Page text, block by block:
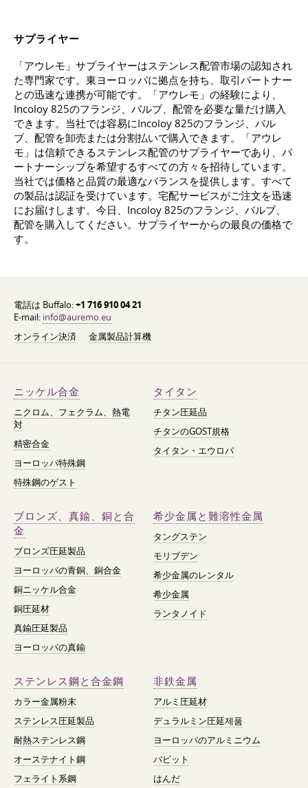
サプライヤー
「アウレモ」サプライヤーはステンレス配管市場の認知され
た専門家です。東ヨーロッパに拠点を持ち、取引パートナー
との迅速な連携が可能です。「アウレモ」の経験により、
Incoloy 825のフランジ、バルブ、配管を必要な量だけ購入
できます。当社では容易にIncoloy 825のフランジ、バル
ブ、配管を卸売または分割払いで購入できます。「アウレ
モ」は信頼できるステンレス配管のサプライヤーであり、パ
ートナーシップを希望するすべての方々を招待しています。
当社では価格と品質の最適なバランスを提供します。すべて
の製品は認証を受けています。宅配サービスがご注文を迅速
にお届けします。今日、Incoloy 825のフランジ、バルブ、
配管を購入してください。サプライヤーからの最良の価格で
す。
電話は Buffalo:+1 716 910 04 21
E-mail: info@auremo.eu
オンライン決済
金属製品計算機
ニッケル合金
ニクロム、フェクラム、熱電
対
精密合金
ヨーロッパ特殊鋼
特殊鋼のゲスト
タイタン
チタン圧延品
チタンのGOST規格
タイタン・エウロパ
ブロンズ、真鍮、銅と合
金
ブロンズ圧延製品
ヨーロッパの青銅、銅合金
銅ニッケル合金
銅圧延材
真鍮圧延製品
ヨーロッパの真鍮
希少金属と難溶性金属
タングステン
モリブデン
希少金属のレンタル
希少金属
ランタノイド
ステンレス鋼と合金鋼
カラー金属粉末
ステンレス圧延製品
耐熱ステンレス鋼
オーステナイト鋼
フェライト系鋼
非鉄金属
アルミ圧延材
デュラルミン圧延제품
ヨーロッパのアルミニウム
バビット
はんだ